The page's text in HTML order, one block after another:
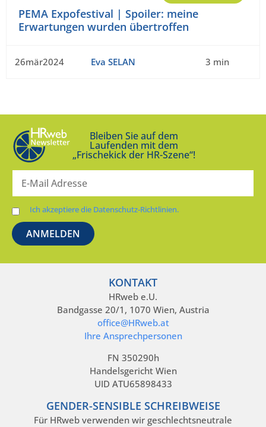
PEMA Expofestival | Spoiler: meine
Erwartungen wurden übertroffen
26mär2024 Eva SELAN 3 min
Bleiben Sie auf dem
Laufenden mit dem
„Frischekick der HR-Szene“!
Ich akzeptiere die Datenschutz-Richtlinien.
KONTAKT
HRweb e.U.
Bandgasse 20/1, 1070 Wien, Austria
office@HRweb.at
Ihre Ansprechpersonen
FN 350290h
Handelsgericht Wien
UID ATU65898433
GENDER-SENSIBLE SCHREIBWEISE
Für HRweb verwenden wir geschlechtsneutrale